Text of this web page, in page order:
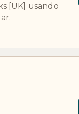
[UK] usando